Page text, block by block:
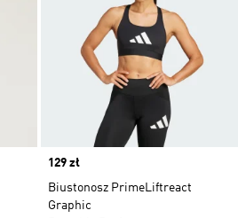
Price
129 zł
Biustonosz PrimeLiftreact
Graphic